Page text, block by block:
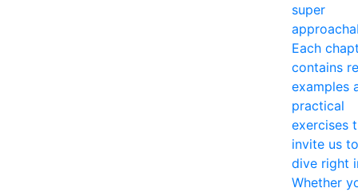
super
Each
contains
examples
practical
exercises
invite us to
dive right
Whether